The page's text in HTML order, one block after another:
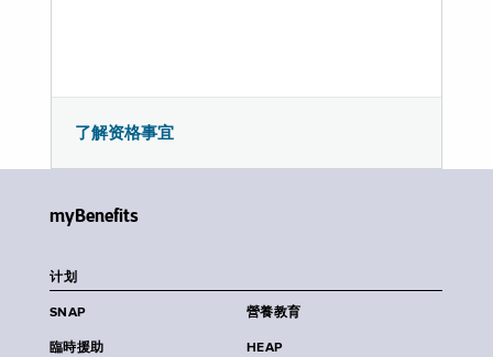
了解资格事宜
myBenefits
计划
SNAP 營養教育
臨時援助 HEAP